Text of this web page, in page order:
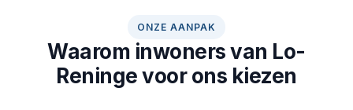
ONZE AANPAK
Waarom inwoners van Lo-
Reninge voor ons kiezen